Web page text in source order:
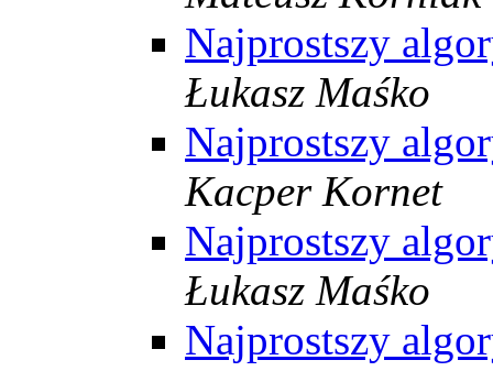
Najprostszy
Łukasz Maśko
Najprostszy
Kacper Kornet
Najprostszy
Łukasz Maśko
Najprostszy